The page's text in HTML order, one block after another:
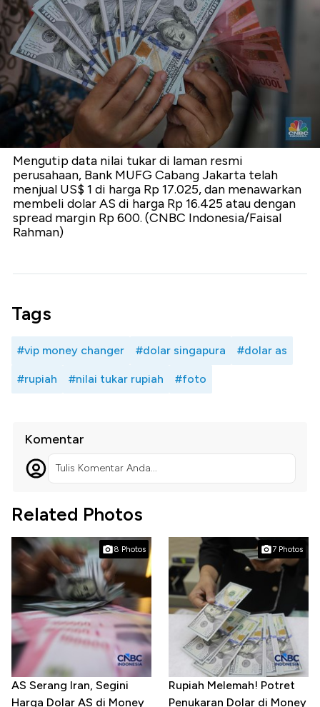
Mengutip data nilai tukar di laman resmi
perusahaan, Bank MUFG Cabang Jakarta telah
menjual US$ 1 di harga Rp 17.025, dan menawarkan
membeli dolar AS di harga Rp 16.425 atau dengan
spread margin Rp 600. (CNBC Indonesia/Faisal
Rahman)
Tags
#vip money changer #dolar singapura #dolar as
#rupiah #nilai tukar rupiah #foto
Komentar
Tulis Komentar Anda...
Related Photos
8 Photos
AS Serang Iran, Segini
Harga Dolar AS di Money
7 Photos
Rupiah Melemah! Potret
Penukaran Dolar di Money